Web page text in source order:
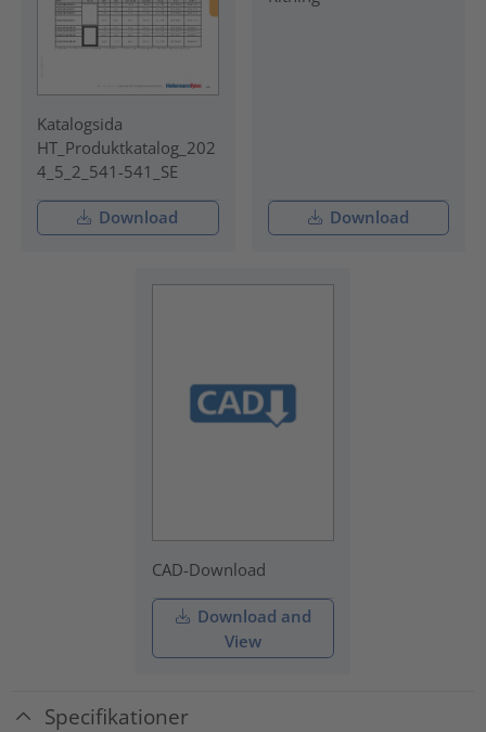
Katalogsida
HT_Produktkatalog_202
4_5_2_541-541_SE
Download Download
CAD-Download
Download and
View
Specifikationer